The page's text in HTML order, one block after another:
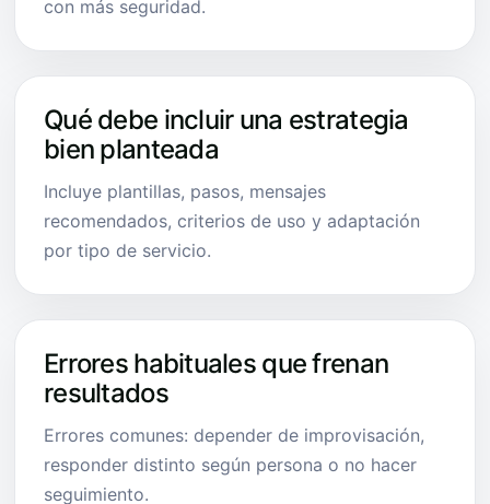
con más seguridad.
Qué debe incluir una estrategia
bien planteada
Incluye plantillas, pasos, mensajes
recomendados, criterios de uso y adaptación
por tipo de servicio.
Errores habituales que frenan
resultados
Errores comunes: depender de improvisación,
responder distinto según persona o no hacer
seguimiento.